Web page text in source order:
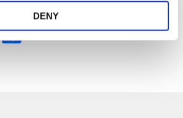
DENY
Dela med dig
Facebook